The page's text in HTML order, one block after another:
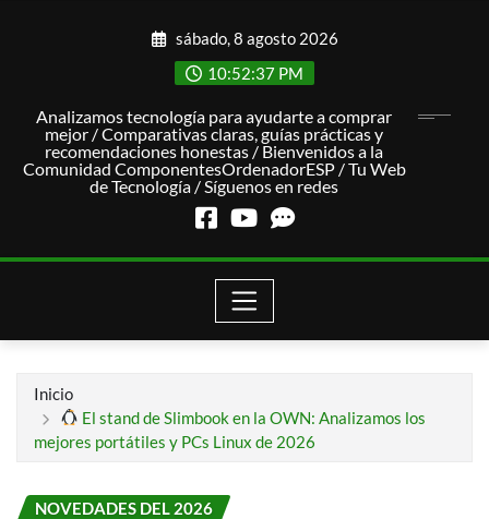
sábado, 8 agosto 2026
10:52:38 PM
Analizamos tecnología para ayudarte a comprar
mejor / Comparativas claras, guías prácticas y
recomendaciones honestas / Bienvenidos a la
Comunidad ComponentesOrdenadorESP / Tu Web
de Tecnología / Síguenos en redes
Inicio
El stand de Slimbook en la OWN: Analizamos los
mejores portátiles y PCs Linux de 2026
NOVEDADES DEL 2026